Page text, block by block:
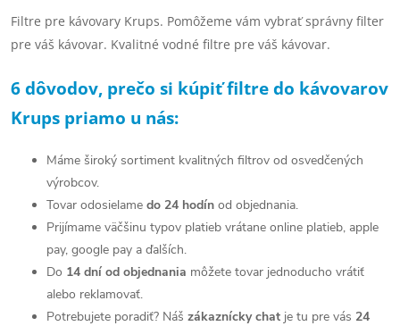
v
l
á
d
Filtre pre kávovary Krups. Pomôžeme vám vybrať správny filter
pre váš kávovar. Kvalitné vodné filtre pre váš kávovar.
6 dôvodov, prečo si kúpiť filtre do kávovarov
Krups priamo u nás:
Máme široký sortiment kvalitných filtrov od osvedčených
výrobcov.
Tovar odosielame do 24 hodín od objednania.
Prijímame väčšinu typov platieb vrátane online platieb, apple
pay, google pay a ďalších.
Do 14 dní od objednania môžete tovar jednoducho vrátiť
alebo reklamovať.
Potrebujete poradiť? Náš zákaznícky chat je tu pre vás 24